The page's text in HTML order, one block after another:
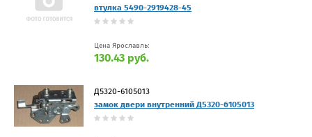
втулка 5490-2919428-45
Цена Ярославль:
130.43 руб.
Д5320-6105013
замок двери внутренний Д5320-6105013